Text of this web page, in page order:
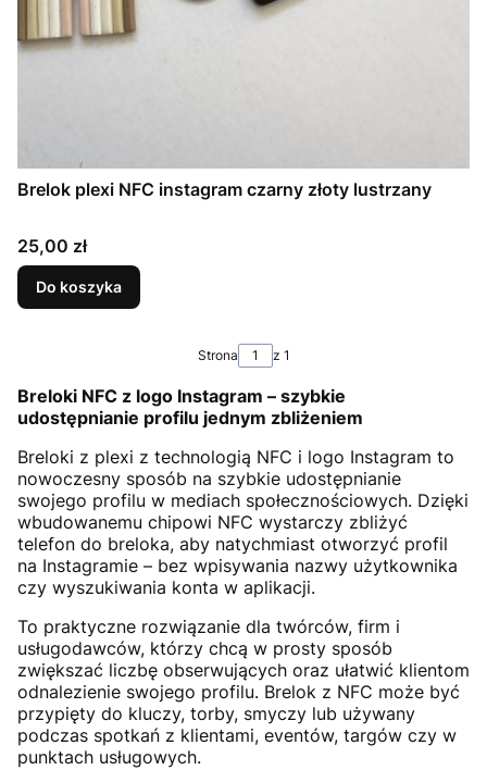
Brelok plexi NFC instagram czarny złoty lustrzany
Cena
25,00 zł
Do koszyka
Strona z 1
Breloki NFC z logo Instagram – szybkie
udostępnianie profilu jednym zbliżeniem
Breloki z plexi z technologią NFC i logo Instagram to
nowoczesny sposób na szybkie udostępnianie
swojego profilu w mediach społecznościowych. Dzięki
wbudowanemu chipowi NFC wystarczy zbliżyć
telefon do breloka, aby natychmiast otworzyć profil
na Instagramie – bez wpisywania nazwy użytkownika
czy wyszukiwania konta w aplikacji.
To praktyczne rozwiązanie dla twórców, firm i
usługodawców, którzy chcą w prosty sposób
zwiększać liczbę obserwujących oraz ułatwić klientom
odnalezienie swojego profilu. Brelok z NFC może być
przypięty do kluczy, torby, smyczy lub używany
podczas spotkań z klientami, eventów, targów czy w
punktach usługowych.